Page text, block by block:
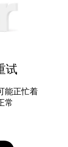
试
能正忙着
常